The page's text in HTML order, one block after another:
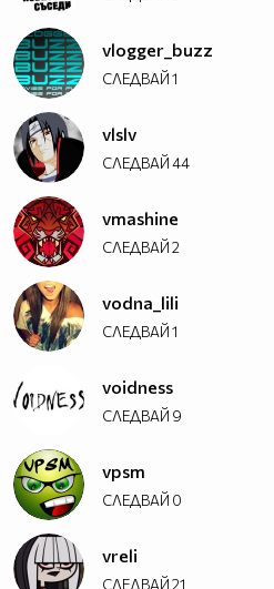
vlogger_buzz
СЛЕДВАЙ1
vlslv
СЛЕДВАЙ44
vmashine
СЛЕДВАЙ2
vodna_lili
СЛЕДВАЙ1
voidness
СЛЕДВАЙ 9
vpsm
СЛЕДВАЙ 0
vreli
СЛЕДВАЙ21